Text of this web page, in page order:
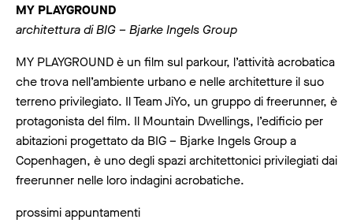
MY PLAYGROUND
architettura di BIG – Bjarke Ingels Group
MY PLAYGROUND è un film sul parkour, l’attività acrobatica
che trova nell’ambiente urbano e nelle architetture il suo
terreno privilegiato. Il Team JiYo, un gruppo di freerunner, è
protagonista del film. Il Mountain Dwellings, l’edificio per
abitazioni progettato da BIG – Bjarke Ingels Group a
Copenhagen, è uno degli spazi architettonici privilegiati dai
freerunner nelle loro indagini acrobatiche.
prossimi appuntamenti